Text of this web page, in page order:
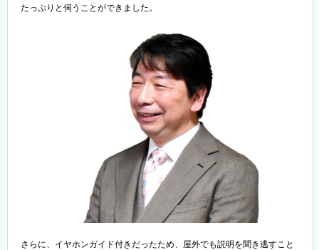
たっぷりと伺うことができました。
さらに、イヤホンガイド付きだったため、屋外でも説明を聞き逃すこと